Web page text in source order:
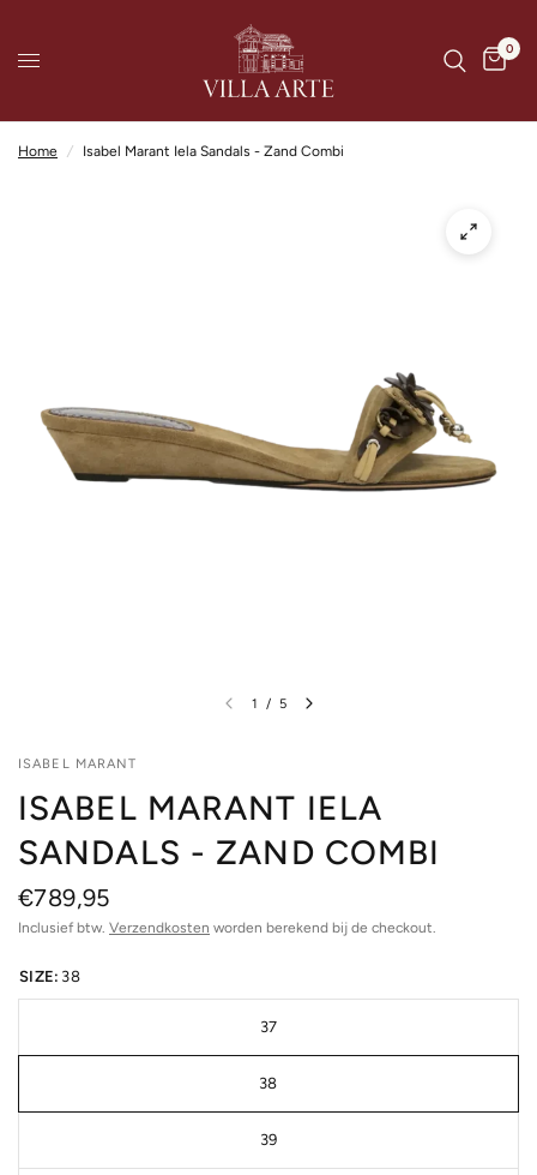
0
Home / Isabel Marant Iela Sandals - Zand Combi
1 / 5
ISABEL MARANT
ISABEL MARANT IELA
SANDALS - ZAND COMBI
€789,95
Inclusief btw. Verzendkosten worden berekend bij de checkout.
SIZE: 38
37
38
39